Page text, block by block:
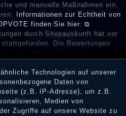
und manuelle Maßnahmen ein,
Informationen zur Echtheit von
finden Sie hier. ⧉
durch Shopauskunft hat vor
Die Bewertungen
E-Mail können Händler die
über die erfolgte Verifizierung im
Technologien auf unserer
Daten von
(z.B. IP-Adresse), um z.B.
Medien von
Zugriffe auf unsere Website zu